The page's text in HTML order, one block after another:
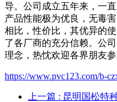
导。公司成立五年来，一
产品性能极为优良，无毒
相比，性价比，其优异的
了各厂商的充分信赖。公
理念，热忱欢迎各界朋友
https://www.pvc123.com/b-
上一篇 : 昆明国松特